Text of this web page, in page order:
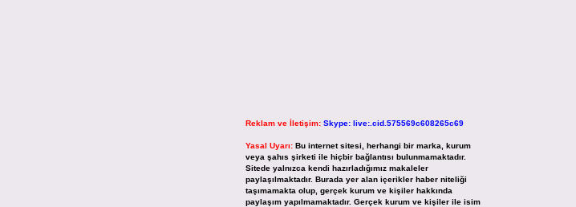
Reklam ve İletişim: Skype: live:.cid.575569c608265c69
Yasal Uyarı: Bu internet sitesi, herhangi bir marka, kurum
veya şahıs şirketi ile hiçbir bağlantısı bulunmamaktadır.
Sitede yalnızca kendi hazırladığımız makaleler
paylaşılmaktadır. Burada yer alan içerikler haber niteliği
taşımamakta olup, gerçek kurum ve kişiler hakkında
paylaşım yapılmamaktadır. Gerçek kurum ve kişiler ile isim